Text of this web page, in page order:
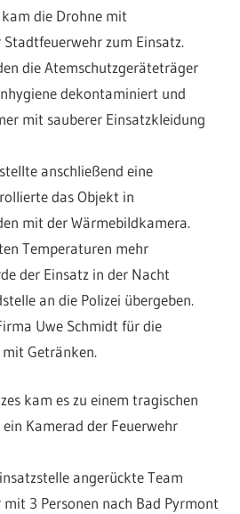
die Drohne mit
zum Einsatz.
die Atemschutzgeräteträger
dekontaminiert und
mit sauberer Einsatzkleidung
anschließend eine
das Objekt in
mit der Wärmebildkamera.
Temperaturen mehr
der Einsatz in der Nacht
an die Polizei übergeben.
Uwe Schmidt für die
Getränken.
kam es zu einem tragischen
Kamerad der Feuerwehr
angerückte Team
3 Personen nach Bad Pyrmont